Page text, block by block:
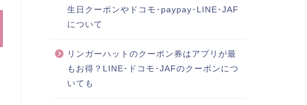
生日クーポンやドコモ･paypay･LINE･JAF
について
リンガーハットのクーポン券はアプリが最
もお得？LINE･ドコモ･JAFのクーポンにつ
いても